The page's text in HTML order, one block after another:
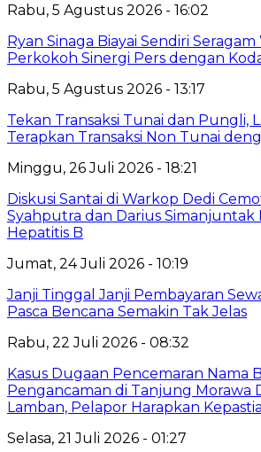
Rabu, 5 Agustus 2026 - 16:02
Ryan Sinaga Biayai Sendiri
Perkokoh Sinergi Pers dengan
Rabu, 5 Agustus 2026 - 13:17
Tekan Transaksi Tunai dan Pungli,
Terapkan Transaksi Non Tunai
Minggu, 26 Juli 2026 - 18:21
Diskusi Santai di Warkop Dedi
Syahputra dan Darius Simanjuntak
Hepatitis B
Jumat, 24 Juli 2026 - 10:19
Janji Tinggal Janji Pembayaran
Pasca Bencana Semakin Tak Jelas
Rabu, 22 Juli 2026 - 08:32
Kasus Dugaan Pencemaran Nama
Pengancaman di Tanjung Morawa
Lamban, Pelapor Harapkan
Selasa, 21 Juli 2026 - 01:27